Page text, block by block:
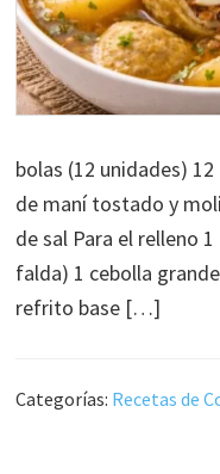
bolas (12 unidades)
de maní tostado y
de sal Para el relleno
falda) 1 cebolla
refrito base […]
Categorías: Recetas de